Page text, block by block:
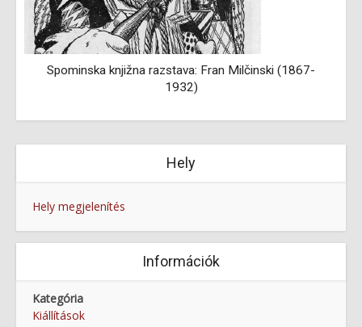
Spominska knjižna razstava: Fran Milčinski (1867-
1932)
Hely
Hely megjelenítés
Információk
Kategória
Kiállítások